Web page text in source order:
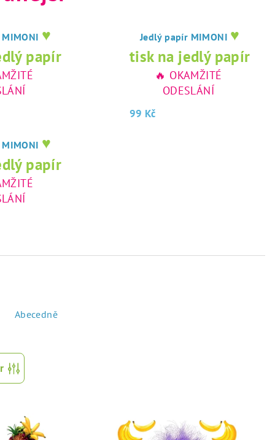
♥
papír
Jedlý papír MIMONI ♥
tisk na jedlý papír
🔥 OKAMŽITÉ
ODESLÁNÍ
99 Kč
♥
papír
Abecedně